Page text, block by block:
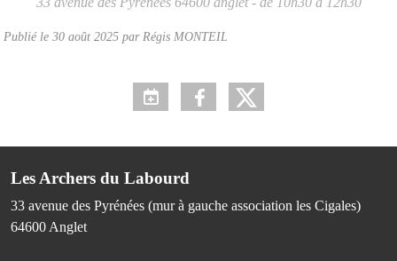
Publié le 30 août 2025 par Régis MONTEIL
Les Archers du Labourd
33 avenue des Pyrénées (mur à gauche association les Cigales)
64600 Anglet